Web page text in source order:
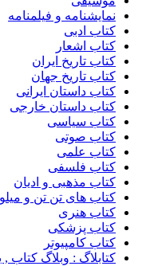
نمایشنامه و فیلمنامه
کتاب ادبی
کتاب اشعار
کتاب تاریخ ایران
کتاب تاریخ جهان
کتاب داستان ایرانی
کتاب داستان خارجی
کتاب سیاسی
کتاب صوتی
کتاب علمی
کتاب فلسفی
کتاب مذهبی و ادیان
کتاب های تن تن و میلو
کتاب هنری
کتاب پزشکی
کتاب کامپیوتر
کتابلاگ : وبلاگ کتاب ,